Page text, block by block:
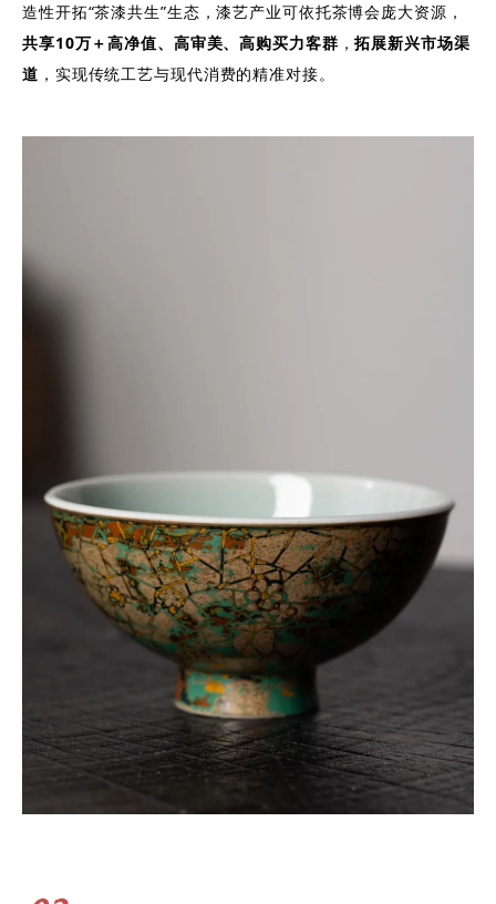
造性开拓“茶漆共生”生态，漆艺产业可依托茶博会庞大资源，
共享10万＋高净值、高审美、高购买力客群 ，拓展新兴市场渠
道 ，实现传统工艺与现代消费的精准对接。